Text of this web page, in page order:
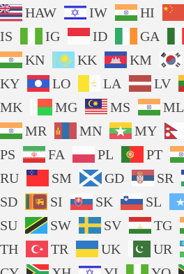
HAW
IW HI
IS
IG ID GA
KN
KK KM
KY
LO LA LV
MK
MG MS ML
MR
MN MY
PS
FA PL PT
RU
SM GD SR
SD
SI SK SL
SU
SW SV TG
TH
TR UK UR